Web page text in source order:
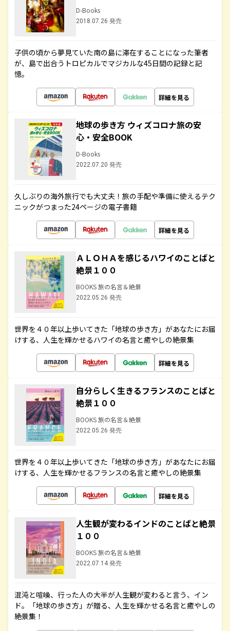
D-Books
2018.07.26 発売
子供の頃から夢見ていた南の島に滞在することになった筆者
が、島で出合うトロピカルでマジカルな45日間の記録と記
憶。
詳細を見る
地球の歩き方 ウィズコロナ旅の安
心・安全BOOK
D-Books
2022.07.20 発売
久しぶりの海外旅行でも大丈夫！旅の手配や準備に使えるテク
ニックがつまった24ページの電子書籍
詳細を見る
ＡＬＯＨＡを感じるハワイのことばと
絶景１００
BOOKS 旅の名言＆絶景
2022.05.26 発売
世界を４０年以上歩いてきた「地球の歩き方」があなたにお届
けする、人生を輝かせるハワイの名言と癒やしの絶景集
詳細を見る
自分らしく生きるフランスのことばと
絶景１００
BOOKS 旅の名言＆絶景
2022.05.26 発売
世界を４０年以上歩いてきた「地球の歩き方」があなたにお届
けする、人生を輝かせるフランスの名言と癒やしの絶景集
詳細を見る
人生観が変わるインドのことばと絶景
１００
BOOKS 旅の名言＆絶景
2022.07.14 発売
混沌と喧噪、行った人の大半が人生観が変わると言う、イン
ド。「地球の歩き方」が贈る、人生を輝かせる名言と癒やしの
絶景集！